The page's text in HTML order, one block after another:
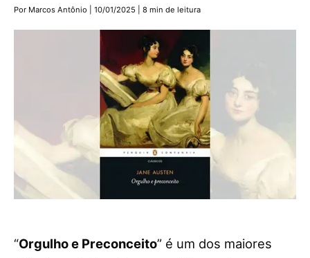
Por Marcos Antônio 10/01/2025 8 min de leitura
“Orgulho e Preconceito” é um dos maiores